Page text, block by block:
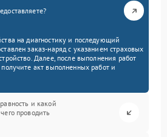
на диагностику и последующий
заказ-наряд с указанием страховых
Далее, после выполнения работ
акт выполненных работ и
и какой
проводить